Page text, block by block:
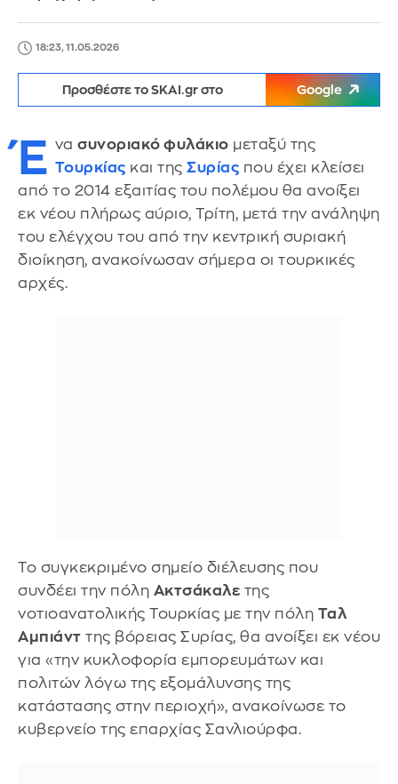
18:23, 11.05.2026
Προσθέστε το SKAI.gr στο Google
Έ να συνοριακό φυλάκιο μεταξύ της
Τουρκίας και της Συρίας που έχει κλείσει
από το 2014 εξαιτίας του πολέμου θα ανοίξει
εκ νέου πλήρως αύριο, Τρίτη, μετά την ανάληψη
του ελέγχου του από την κεντρική συριακή
διοίκηση, ανακοίνωσαν σήμερα οι τουρκικές
αρχές.
Το συγκεκριμένο σημείο διέλευσης που
συνδέει την πόλη Ακτσάκαλε της
νοτιοανατολικής Τουρκίας με την πόλη Ταλ
Αμπιάντ της βόρειας Συρίας, θα ανοίξει εκ νέου
για «την κυκλοφορία εμπορευμάτων και
πολιτών λόγω της εξομάλυνσης της
κατάστασης στην περιοχή», ανακοίνωσε το
κυβερνείο της επαρχίας Σανλιούρφα.